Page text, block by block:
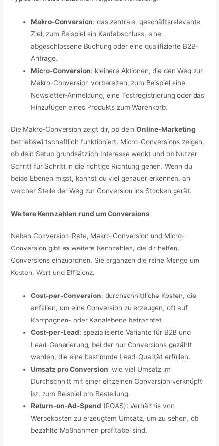
Makro-Conversion: das zentrale, geschäftsrelevante
Ziel, zum Beispiel ein Kaufabschluss, eine
abgeschlossene Buchung oder eine qualifizierte B2B-
Anfrage.
Micro-Conversion: kleinere Aktionen, die den Weg zur
Makro-Conversion vorbereiten, zum Beispiel eine
Newsletter-Anmeldung, eine Testregistrierung oder das
Hinzufügen eines Produkts zum Warenkorb.
Die Makro-Conversion zeigt dir, ob deinOnline-Marketing
betriebswirtschaftlich funktioniert. Micro-Conversions zeigen,
ob dein Setup grundsätzlich Interesse weckt und ob Nutzer
Schritt für Schritt in die richtige Richtung gehen. Wenn du
beide Ebenen misst, kannst du viel genauer erkennen, an
welcher Stelle der Weg zur Conversion ins Stocken gerät.
Weitere Kennzahlen rund um Conversions
Neben Conversion-Rate, Makro-Conversion und Micro-
Conversion gibt es weitere Kennzahlen, die dir helfen,
Conversions einzuordnen. Sie ergänzen die reine Menge um
Kosten, Wert und Effizienz.
Cost-per-Conversion: durchschnittliche Kosten, die
anfallen, um eine Conversion zu erzeugen, oft auf
Kampagnen- oder Kanalebene betrachtet.
Cost-per-Lead: spezialisierte Variante für B2B und
Lead-Generierung, bei der nur Conversions gezählt
werden, die eine bestimmte Lead-Qualität erfüllen.
Umsatz pro Conversion: wie viel Umsatz im
Durchschnitt mit einer einzelnen Conversion verknüpft
ist, zum Beispiel pro Bestellung.
Return-on-Ad-Spend (ROAS): Verhältnis von
Werbekosten zu erzeugtem Umsatz, um zu sehen, ob
bezahlte Maßnahmen profitabel sind.